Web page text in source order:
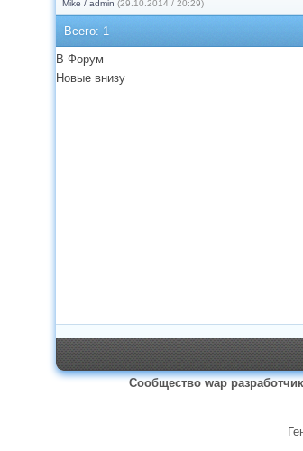
Mike / admin (29.10.2014 / 20:29)
Всего: 1
В Форум
Новые внизу
Сообщество wap